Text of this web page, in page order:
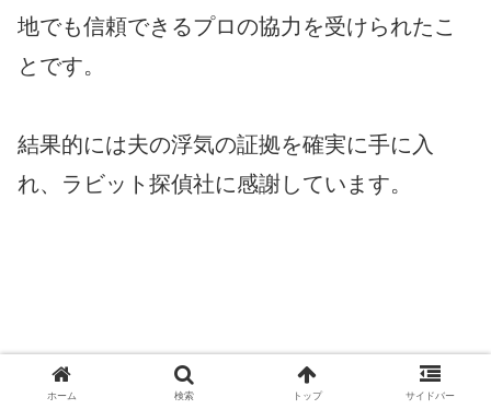
地でも信頼できるプロの協力を受けられたこ
とです。
結果的には夫の浮気の証拠を確実に手に入
れ、ラビット探偵社に感謝しています。
ホーム 検索 トップ サイドバー